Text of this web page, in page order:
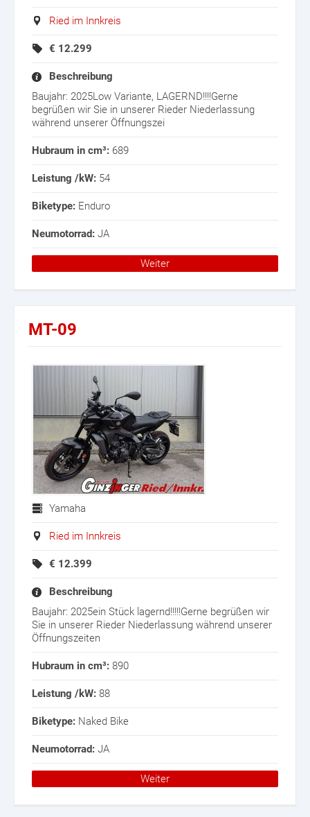
Ried im Innkreis
€ 12.299
Beschreibung
Baujahr: 2025Low Variante, LAGERND!!!!Gerne
begrüßen wir Sie in unserer Rieder Niederlassung
während unserer Öffnungszei
Hubraum in cm³: 689
Leistung /kW: 54
Biketype: Enduro
Neumotorrad: JA
Weiter
MT-09
Yamaha
Ried im Innkreis
€ 12.399
Beschreibung
Baujahr: 2025ein Stück lagernd!!!!!Gerne begrüßen wir
Sie in unserer Rieder Niederlassung während unserer
Öffnungszeiten
Hubraum in cm³: 890
Leistung /kW: 88
Biketype: Naked Bike
Neumotorrad: JA
Weiter